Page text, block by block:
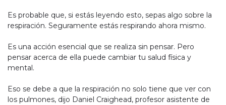
Es probable que, si estás leyendo esto, sepas algo sobre la
respiración. Seguramente estás respirando ahora mismo.
Es una acción esencial que se realiza sin pensar. Pero
pensar acerca de ella puede cambiar tu salud física y
mental.
Eso se debe a que la respiración no solo tiene que ver con
los pulmones, dijo Daniel Craighead, profesor asistente de